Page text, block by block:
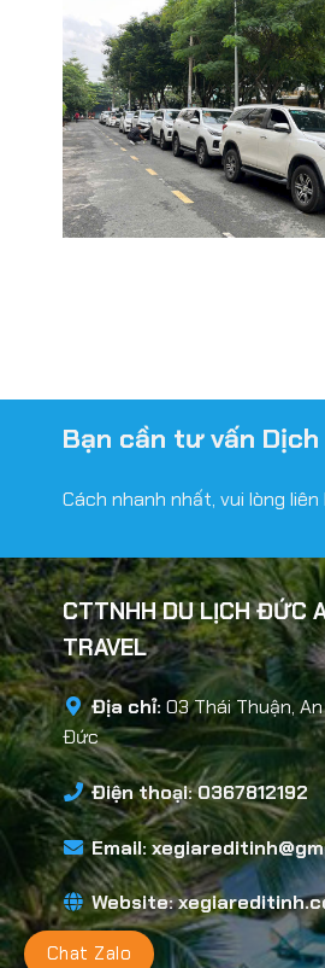
Bạn cần tư vấn
Cách nhanh nhất, vui lòng
CTTNHH DU LỊCH ĐỨC
TRAVEL
Địa chỉ: 03 Thái Thuận,
Đức
Điện thoại: 0367812192
Email:
Website:
Chat Zalo